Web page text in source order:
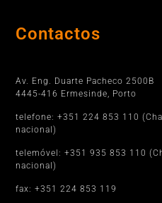
Contactos
Av. Eng. Duarte Pacheco 2500B
4445-416 Ermesinde, Porto
telefone: +351 224 853 110
nacional)
telemóvel: +351 935 853 110
nacional)
fax: +351 224 853 119